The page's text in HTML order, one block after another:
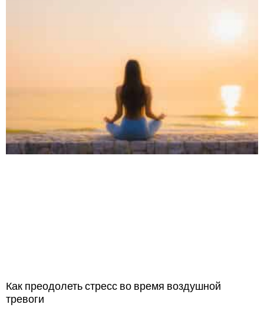
Как преодолеть стресс во время воздушной
тревоги